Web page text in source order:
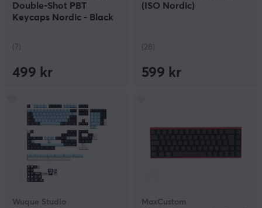
Double-Shot PBT
Keycaps Nordic - Black
(7)
499 kr
(ISO Nordic)
(28)
599 kr
Wuque Studio MaxCustom